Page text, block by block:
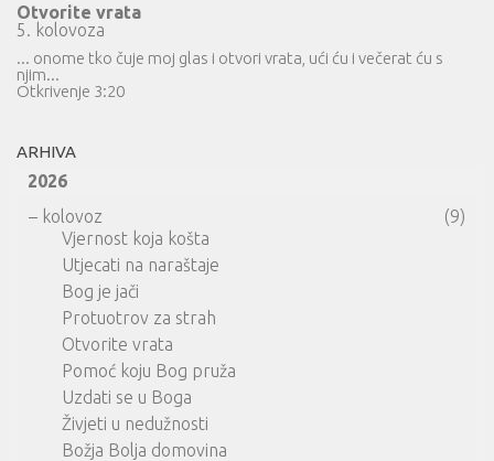
Otvorite vrata
5. kolovoza
... onome tko čuje moj glas i otvori vrata, ući ću i večerat ću s
njim...
Otkrivenje 3:20
ARHIVA
2026
– kolovoz
(9)
Vjernost koja košta
Utjecati na naraštaje
Bog je jači
Protuotrov za strah
Otvorite vrata
Pomoć koju Bog pruža
Uzdati se u Boga
Živjeti u nedužnosti
Božja Bolja domovina